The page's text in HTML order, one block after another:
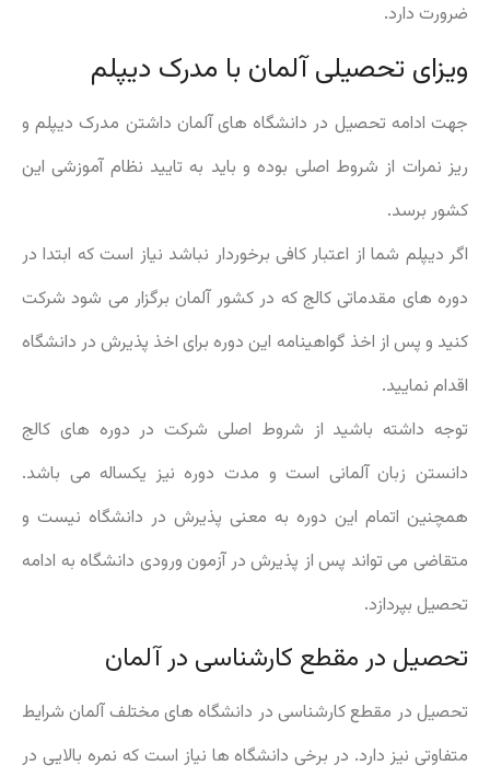
ضرورت دارد.
ویزای تحصیلی آلمان با مدرک دیپلم
جهت ادامه تحصیل در دانشگاه های آلمان داشتن مدرک دیپلم و
ریز نمرات از شروط اصلی بوده و باید به تایید نظام آموزشی این
کشور برسد.
اگر دیپلم شما از اعتبار کافی برخوردار نباشد نیاز است که ابتدا در
دوره های مقدماتی کالج که در کشور آلمان برگزار می شود شرکت
کنید و پس از اخذ گواهینامه این دوره برای اخذ پذیرش در دانشگاه
اقدام نمایید.
توجه داشته باشید از شروط اصلی شرکت در دوره های کالج
دانستن زبان آلمانی است و مدت دوره نیز یکساله می باشد.
همچنین اتمام این دوره به معنی پذیرش در دانشگاه نیست و
متقاضی می تواند پس از پذیرش در آزمون ورودی دانشگاه به ادامه
تحصیل بپردازد.
تحصیل در مقطع کارشناسی در آلمان
تحصیل در مقطع کارشناسی در دانشگاه های مختلف آلمان شرایط
متفاوتی نیز دارد. در برخی دانشگاه ها نیاز است که نمره بالایی در